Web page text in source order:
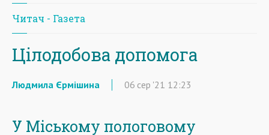
Читач - Газета
Цілодобова допомога
Людмила Єрмішина 06 сер '21 12:23
У Міському пологовому